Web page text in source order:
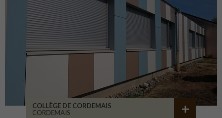
COLLÈGE DE CORDEMAIS
CORDEMAIS